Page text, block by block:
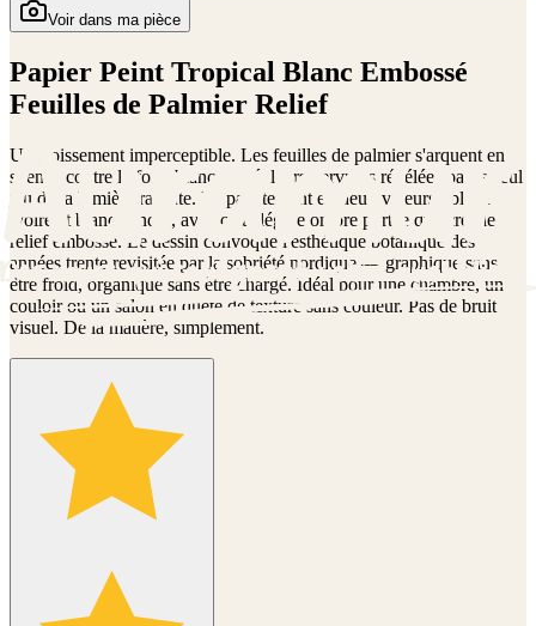
Voir dans ma pièce
Papier Peint Tropical Blanc Embossé
Feuilles de Palmier Relief
Un froissement imperceptible. Les feuilles de palmier s'arquent en
silence contre le fond blanc nacré, leurs nervures révélées par le seul
jeu de la lumière rasante. La palette tient en deux valeurs : blanc
ivoire et blanc cendré, avec cette légère ombre portée que crée le
relief embossé. Le dessin convoque l'esthétique botanique des
années trente revisitée par la sobriété nordique — graphique sans
être froid, organique sans être chargé. Idéal pour une chambre, un
couloir ou un salon en quête de texture sans couleur. Pas de bruit
visuel. De la matière, simplement.